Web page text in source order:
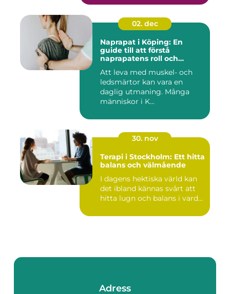
02. dec
Naprapat i Köping: En
guide till att förstå
naprapatens roll och
Att leva med muskel- och
ledsmärtor kan vara en
daglig utmaning. Många
människor i K...
30. nov
Terapi i Stockholm: Ett hitta
balans och välmående
I dagens hektiska värld kan
det ibland kännas svårt att
hitta lugn och balans i vard...
Adress